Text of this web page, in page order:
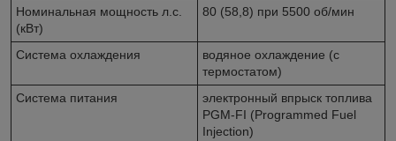
Номинальная мощность л.с.
(кВт)
80 (58,8) при 5500 об/мин
Система охлаждения
водяное охлаждение (с
термостатом)
Система питания
электронный впрыск топлива
PGM-FI (Programmed Fuel
Injection)